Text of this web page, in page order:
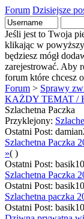
Forum Dzisiejsze
Jeśli jest to Twoja
klikając w
będziesz mógł
zarejestrować. Aby
forum które chcesz
Forum > Sprawy
KAŻDY TEMAT /
Szlachetna Paczka
Przyklejony:
Ostatni Post:
Szlachetna Paczka
»( )
Ostatni Post:
Szlachetna Paczka
Ostatni Post:
Szlachetna paczka
Ostatni Post: